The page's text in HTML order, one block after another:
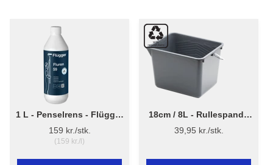
1 L - Penselrens - Flügger
Fluren 59
159 kr./stk.
(159 kr./l)
18cm / 8L - Rullespand i
genanvendt plast - Stiwex
39,95 kr./stk.